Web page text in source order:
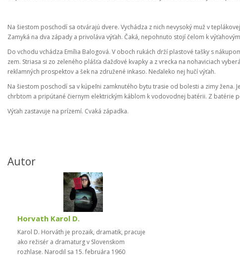
Na šiestom poschodí sa otvárajú dvere. Vychádza z nich nevysoký muž v
Zamyká na dva západy a privoláva výťah. Čaká, nepohnuto stojí čelom k
Do vchodu vchádza Emília Balogová. V oboch rukách drží plastové tašky s
zem. Striasa si zo zeleného plášťa dažďové kvapky a z vrecka na nohaviciach
reklamných prospektov a šek na združené inkaso. Neďaleko nej hučí výťah.
Na šiestom poschodí sa v kúpeľni zamknutého bytu trasie od bolesti a zimy žena.
chrbtom a pripútané čiernym elektrickým káblom k vodovodnej batérii. Z batérie
Výťah zastavuje na prízemí. Cvaká západka.
Autor
Horvath Karol D.
Karol D. Horváth je prozaik, dramatik, pracuje
ako režisér a dramaturg v Slovenskom
rozhlase. Narodil sa 15. februára 1960